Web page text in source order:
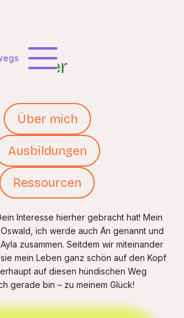
Über
Über mich
Ausbildungen
Ressourcen
Interesse hierher gebracht hat! Mein
ich werde auch Än genannt und
zusammen. Seitdem wir miteinander
mein Leben ganz schön auf den Kopf
auf diesen hündischen Weg
gerade bin – zu meinem Glück!